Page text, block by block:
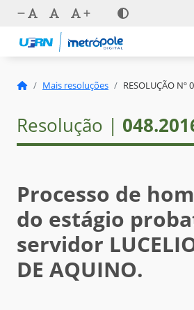
Mais resoluções RESOLUÇÃO Nº
Resolução |
Processo de
do estágio
servidor
DE AQUINO.